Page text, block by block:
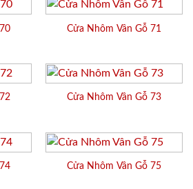
Cửa Nhôm Vân Gỗ 71
Cửa Nhôm Vân Gỗ 73
Cửa Nhôm Vân Gỗ 75